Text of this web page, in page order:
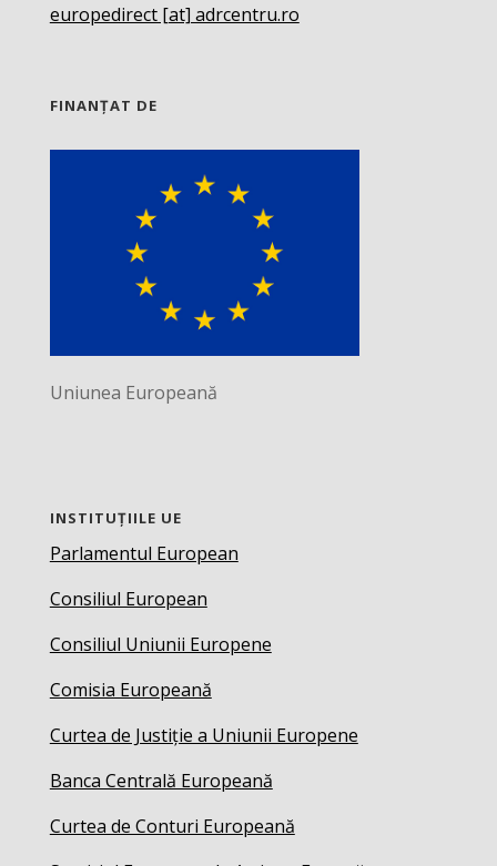
europedirect [at] adrcentru.ro
FINANȚAT DE
Uniunea Europeană
INSTITUȚIILE UE
Parlamentul European
Consiliul European
Consiliul Uniunii Europene
Comisia Europeană
Curtea de Justiție a Uniunii Europene
Banca Centrală Europeană
Curtea de Conturi Europeană